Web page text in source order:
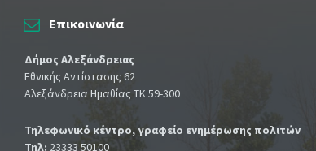
Επικοινωνία
Δήμος Αλεξάνδρειας
Εθνικής Αντίστασης 62
Αλεξάνδρεια Ημαθίας ΤΚ 59-300
Τηλεφωνικό κέντρο, γραφείο ενημέρωσης πολιτών
Τηλ: 23333 50100